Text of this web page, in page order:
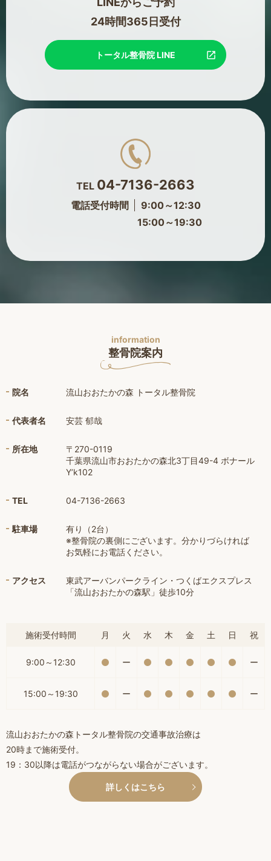
24時間365日受付
トータル整骨院 LINE
TEL 04-7136-2663
電話受付時間
9:00～12:30
15:00～19:30
information
整骨院案内
院名 流山おおたかの森 トータル整骨院
代表者名 安芸 郁哉
所在地
〒270-0119
千葉県流山市おおたかの森北3丁目49-4 ボナール
Y’k102
TEL 04-7136-2663
駐車場
有り（2台）
※整骨院の裏側にございます。分かりづらければ
お気軽にお電話ください。
アクセス
東武アーバンパークライン・つくばエクスプレス
「流山おおたかの森駅」徒歩10分
施術受付時間 月 火 水 木 金 土 日 祝
9:00～12:30 ー ー
15:00～19:30 ー ー
流山おおたかの森トータル整骨院の交通事故治療は
20時まで施術受付。
19：30以降は電話がつながらない場合がございます。
詳しくはこちら